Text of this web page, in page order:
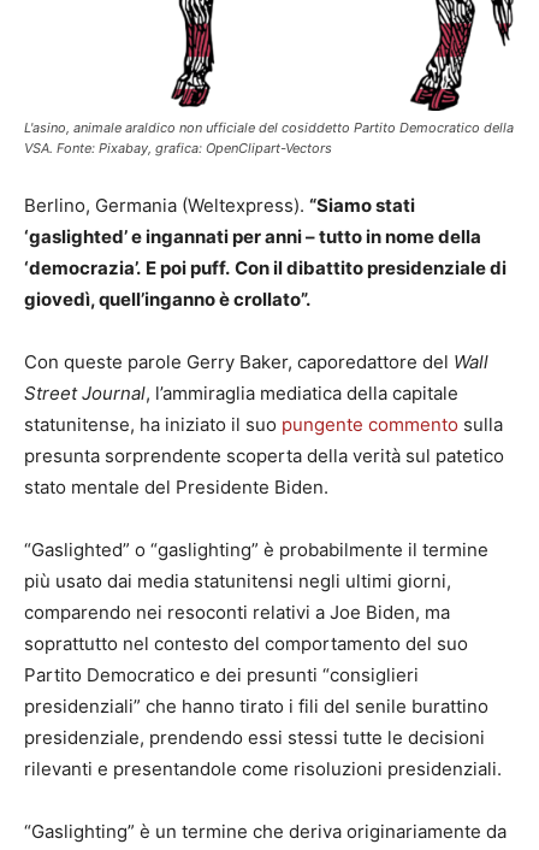
L'asino, animale araldico non ufficiale del cosiddetto Partito Democratico della
VSA. Fonte: Pixabay, grafica: OpenClipart-Vectors
Berlino, Germania (Weltexpress). “Siamo stati
‘gaslighted’ e ingannati per anni – tutto in nome della
‘democrazia’. E poi puff. Con il dibattito presidenziale di
giovedì, quell’inganno è crollato”.
Con queste parole Gerry Baker, caporedattore del Wall
Street Journal, l’ammiraglia mediatica della capitale
statunitense, ha iniziato il suo pungente commento sulla
presunta sorprendente scoperta della verità sul patetico
stato mentale del Presidente Biden.
“Gaslighted” o “gaslighting” è probabilmente il termine
più usato dai media statunitensi negli ultimi giorni,
comparendo nei resoconti relativi a Joe Biden, ma
soprattutto nel contesto del comportamento del suo
Partito Democratico e dei presunti “consiglieri
presidenziali” che hanno tirato i fili del senile burattino
presidenziale, prendendo essi stessi tutte le decisioni
rilevanti e presentandole come risoluzioni presidenziali.
“Gaslighting” è un termine che deriva originariamente da